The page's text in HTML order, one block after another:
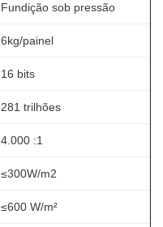
Fundição sob pressão
6kg/painel
16 bits
281 trilhões
4.000 :1
≤300W/m2
≤600 W/m²